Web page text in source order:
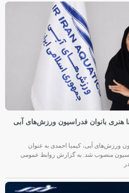
بانوان فدراسیون ورزش‌های آبی
آبی، کیمیا احمدی به عنوان
منصوب شد. به گزارش روابط عمومی